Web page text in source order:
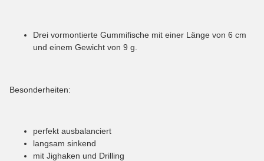
Drei vormontierte Gummifische mit einer Länge von 6 cm
und einem Gewicht von 9 g.
Besonderheiten:
perfekt ausbalanciert
langsam sinkend
mit Jighaken und Drilling